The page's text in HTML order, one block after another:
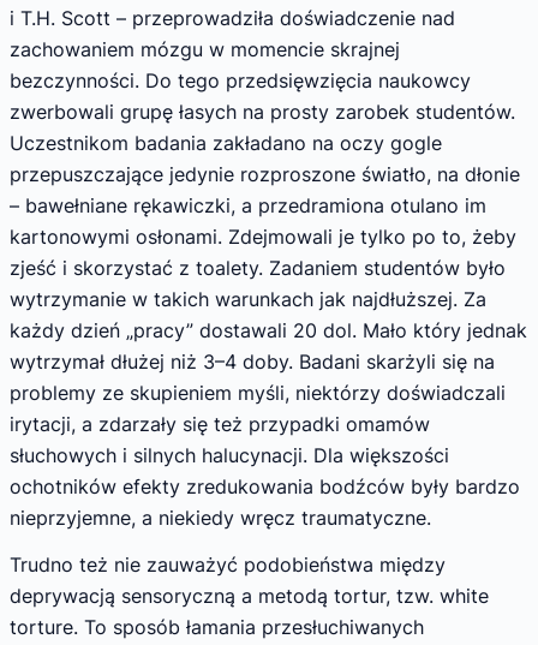
i T.H. Scott – przeprowadziła doświadczenie nad
zachowaniem mózgu w momencie skrajnej
bezczynności. Do tego przedsięwzięcia naukowcy
zwerbowali grupę łasych na prosty zarobek studentów.
Uczestnikom badania zakładano na oczy gogle
przepuszczające jedynie rozproszone światło, na dłonie
– bawełniane rękawiczki, a przedramiona otulano im
kartonowymi osłonami. Zdejmowali je tylko po to, żeby
zjeść i skorzystać z toalety. Zadaniem studentów było
wytrzymanie w takich warunkach jak najdłuższej. Za
każdy dzień „pracy” dostawali 20 dol. Mało który jednak
wytrzymał dłużej niż 3–4 doby. Badani skarżyli się na
problemy ze skupieniem myśli, niektórzy doświadczali
irytacji, a zdarzały się też przypadki omamów
słuchowych i silnych halucynacji. Dla większości
ochotników efekty zredukowania bodźców były bardzo
nieprzyjemne, a niekiedy wręcz traumatyczne.
Trudno też nie zauważyć podobieństwa między
deprywacją sensoryczną a metodą tortur, tzw. white
torture. To sposób łamania przesłuchiwanych